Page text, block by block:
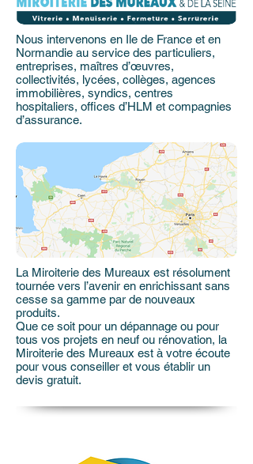
Nous intervenons en Ile de France et en
Normandie au service des particuliers,
entreprises, maîtres d’œuvres,
collectivités, lycées, collèges, agences
immobilières, syndics, centres
hospitaliers, offices d’HLM et compagnies
d’assurance.
La Miroiterie des Mureaux est résolument
tournée vers l’avenir en enrichissant sans
cesse sa gamme par de nouveaux
produits.
Que ce soit pour un dépannage ou pour
tous vos projets en neuf ou rénovation, la
Miroiterie des Mureaux est à votre écoute
pour vous conseiller et vous établir un
devis gratuit.